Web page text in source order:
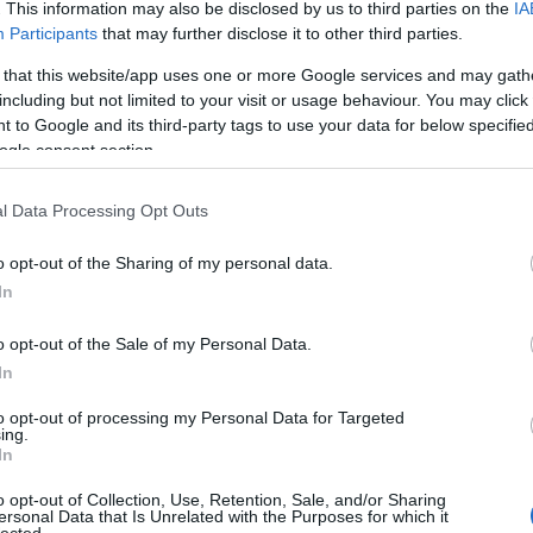
This information may also be disclosed by us to third parties on the
Participants that may further disclose it to other third parties.
that this website/app uses one or more Google services and may
but not limited to your visit or usage behaviour. You may
to Google and its third-party tags to use your data for below
consent section.
Data Processing Opt Outs
opt-out of the Sharing of my personal data.
opt-out of the Sale of my Personal Data.
opt-out of processing my Personal Data for Targeted
opt-out of Collection, Use, Retention, Sale, and/or Sharing
Data that Is Unrelated with the Purposes for which it
közönségnek árul virágot Eliza. Álmai hasonlóak a
ágy, finom ennivaló, s no meg valaki, aki szereti.
megvalósíthatónak. A véletlen azonban
kutató professzor, Higgins meggyőződése
a társadalmi felemelkedésnek, s egy virágárus
el is kezdi tanítani Elizát, s a leány nagyszerű
Hogy miként sikerül célt érnie, s hogyan
el a sok zenével, szellemes párbeszédekkel,
lehet váltani keddtől péntekig 11-17 óra között,
a színház honlapján